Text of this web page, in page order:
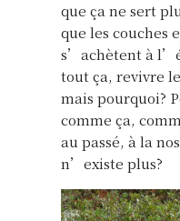
que ça ne sert
que les couches
s’achètent à
tout ça, revivre
mais pourquoi?
comme ça,
au passé, à la
n’existe plus?